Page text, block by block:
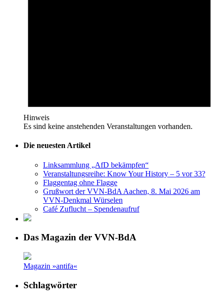
Hinweis
Es sind keine anstehenden Veranstaltungen vorhanden.
Die neuesten Artikel
Linksammlung „AfD bekämpfen“
Veranstaltungsreihe: Know Your History – 5 vor 33?
Flaggentag ohne Flagge
Grußwort der VVN-BdA Aachen, 8. Mai 2026 am
VVN-Denkmal Würselen
Café Zuflucht – Spendenaufruf
Das Magazin der VVN-BdA
Magazin »antifa«
Schlagwörter